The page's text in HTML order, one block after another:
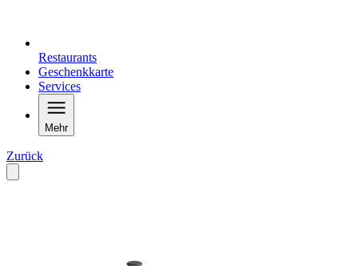
Restaurants
Geschenkkarte
Services
Mehr
Zurück